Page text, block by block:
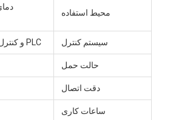
فولکلور هوشمند بدون سرنشین
ربات موبایل مستقل AMR
شاتل انبار سه بعدی
شاسی بیرونی چهار چرخ UGV با کنترل سیم
تجهیزات شارژ کننده پشتیبان AGV
محیط استفاده
سیستم کنترل PLC و کنترل کننده جاسازی شده
حالت حمل
دقت اتصال
ساعات کاری